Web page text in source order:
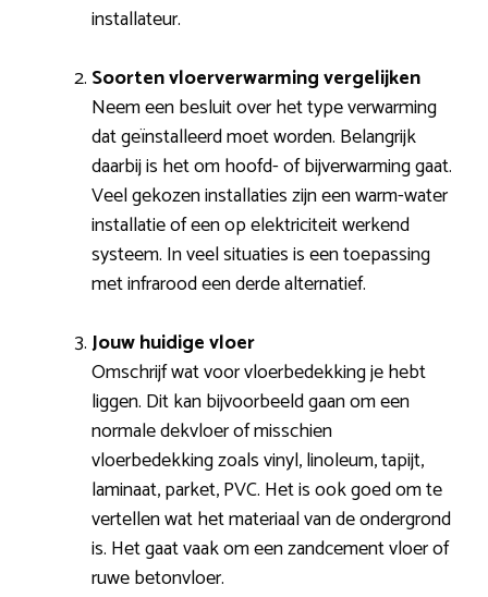
installateur.
Soorten vloerverwarming vergelijken
Neem een besluit over het type verwarming
dat geïnstalleerd moet worden. Belangrijk
daarbij is het om hoofd- of bijverwarming gaat.
Veel gekozen installaties zijn een warm-water
installatie of een op elektriciteit werkend
systeem. In veel situaties is een toepassing
met infrarood een derde alternatief.
Jouw huidige vloer
Omschrijf wat voor vloerbedekking je hebt
liggen. Dit kan bijvoorbeeld gaan om een
normale dekvloer of misschien
vloerbedekking zoals vinyl, linoleum, tapijt,
laminaat, parket, PVC. Het is ook goed om te
vertellen wat het materiaal van de ondergrond
is. Het gaat vaak om een zandcement vloer of
ruwe betonvloer.